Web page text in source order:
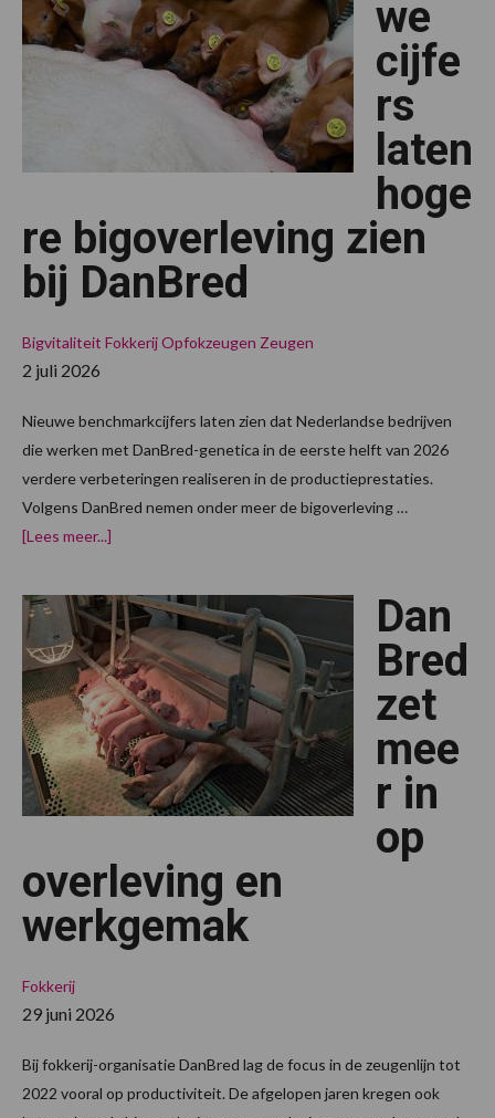
we
cijfe
rs
laten
hoge
re bigoverleving zien
bij DanBred
Bigvitaliteit FokkerijOpfokzeugen Zeugen
2 juli 2026
Nieuwe benchmarkcijfers laten zien dat Nederlandse bedrijven
die werken met DanBred-genetica in de eerste helft van 2026
verdere verbeteringen realiseren in de productieprestaties.
Volgens DanBred nemen onder meer de bigoverleving …
[Lees meer...]
bigoverleving
zien
bij
DanBred
Dan
Bred
zet
mee
r in
op
overleving en
werkgemak
Fokkerij
29 juni 2026
Bij fokkerij-organisatie DanBred lag de focus in de zeugenlijn tot
2022 vooral op productiviteit. De afgelopen jaren kregen ook